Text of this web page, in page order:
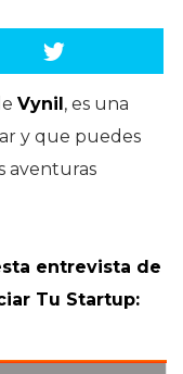
Vynil, es una
y que puedes
aventuras
entrevista de
Tu Startup: